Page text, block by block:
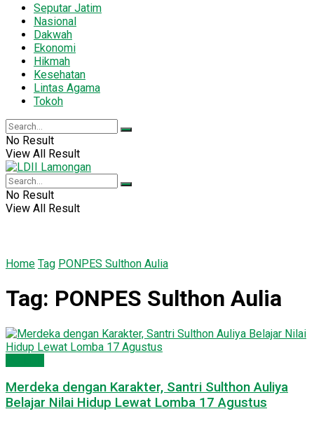
Seputar Jatim
Nasional
Dakwah
Ekonomi
Hikmah
Kesehatan
Lintas Agama
Tokoh
No Result
View All Result
No Result
View All Result
Home Tag PONPES Sulthon Aulia
Tag: PONPES Sulthon Aulia
Merdeka dengan Karakter, Santri Sulthon Auliya
Belajar Nilai Hidup Lewat Lomba 17 Agustus